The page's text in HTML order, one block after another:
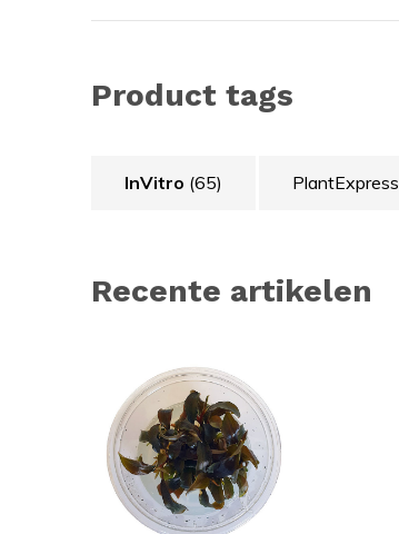
Product tags
InVitro (65) PlantExpress
Recente artikelen